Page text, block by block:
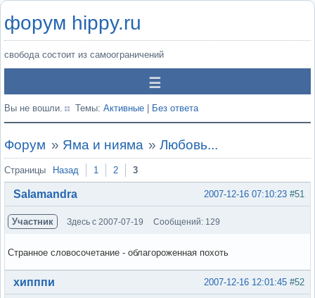
форум hippy.ru
свобода состоит из самоограничений
Вы не вошли. Темы: Активные Без ответа
Форум » Яма и нияма »Любовь...
Страницы Назад 1 2 3
#51
2007-12-16 07:10:23
Salamandra
Участник Здесь с 2007-07-19 Сообщений: 129
Странное словосочетание - облагороженная похоть
Вне форума #52
2007-12-16 12:01:45
хипппи